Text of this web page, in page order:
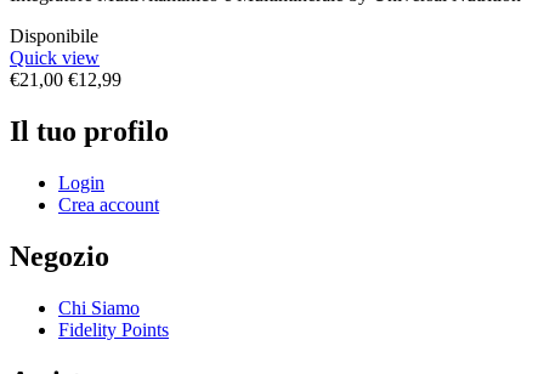
Disponibile
Quick view
€21,00 €12,99
Il tuo profilo
Login
Crea account
Negozio
Chi Siamo
Fidelity Points